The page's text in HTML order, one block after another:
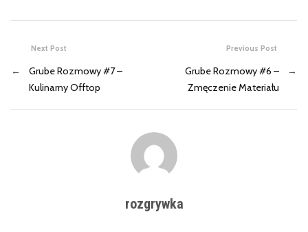
Previous Post
Grube Rozmowy #6 –
Zmęczenie Materiału
→
Next Post
←
Grube Rozmowy #7 –
Kulinarny Offtop
rozgrywka